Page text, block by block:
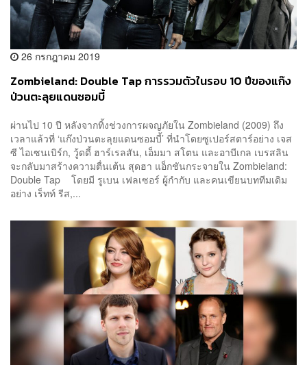
26 กรกฎาคม 2019
Zombieland: Double Tap การรวมตัวในรอบ 10 ปีของแก๊ง
ป่วนตะลุยแดนซอมบี้
ผ่านไป 10 ปี หลังจากทิ้งช่วงการผจญภัยใน Zombieland (2009) ถึง
เวลาแล้วที่ ‘แก๊งป่วนตะลุยแดนซอมบี้’ ที่นำโดยซูเปอร์สตาร์อย่าง เจส
ซี ไอเซนเบิร์ก, วู้ดดี้ ฮาร์เรลสัน, เอ็มมา สโตน และอาบีเกล เบรสลิน
จะกลับมาสร้างความตื่นเต้น สุดฮา แอ็กชันกระจายใน Zombieland:
Double Tap โดยมี รูเบน เฟลเซอร์ ผู้กำกับ และคนเขียนบททีมเดิม
อย่าง เร็ทท์ รีส,...